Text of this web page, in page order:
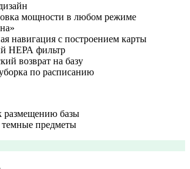
мощности в любом режиме
навигация с построением карты
НЕРА фильтр
возврат на базу
по расписанию
размещению базы
предметы